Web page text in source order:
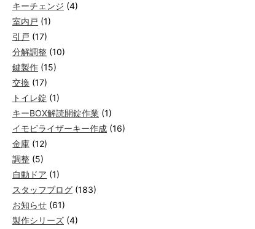
キーチェンジ (4)
室内戸 (1)
引戸 (17)
分解調整 (10)
鍵製作 (15)
交換 (17)
トイレ錠 (1)
キーBOX解読開錠作業 (1)
イモビライザーキー作成 (16)
金庫 (12)
調整 (5)
自動ドア (1)
スタッフブログ (183)
お知らせ (61)
製作シリーズ (4)